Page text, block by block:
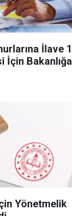
İlave 1
İçin Bakanlığa
Yönetmelik